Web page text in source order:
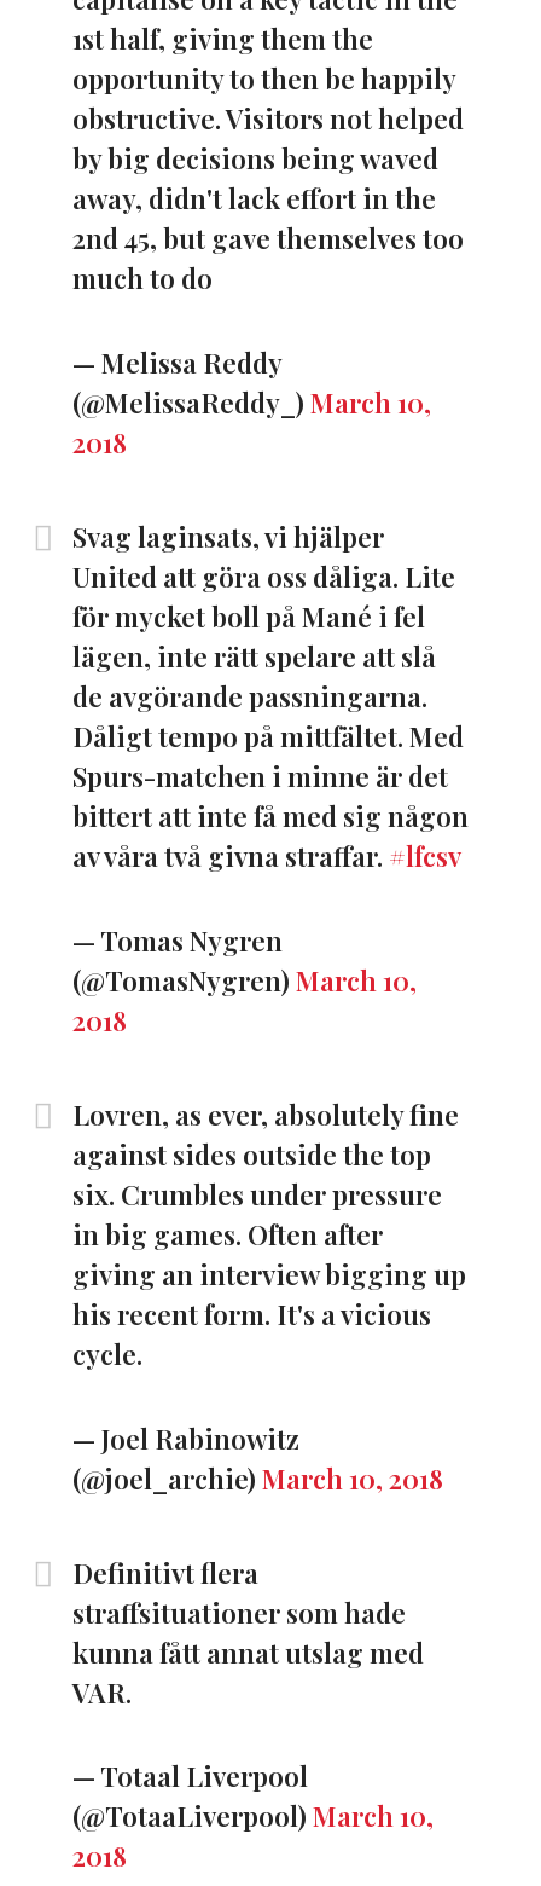
1st half, giving them the
opportunity to then be happily
obstructive. Visitors not helped
by big decisions being waved
away, didn't lack effort in the
2nd 45, but gave themselves too
much to do
— Melissa Reddy
(@MelissaReddy_) March 10,
2018
Svag laginsats, vi hjälper
United att göra oss dåliga. Lite
för mycket boll på Mané i fel
lägen, inte rätt spelare att slå
de avgörande passningarna.
Dåligt tempo på mittfältet. Med
Spurs-matchen i minne är det
bittert att inte få med sig någon
av våra två givna straffar. #lfcsv
— Tomas Nygren
(@TomasNygren) March 10,
2018
Lovren, as ever, absolutely fine
against sides outside the top
six. Crumbles under pressure
in big games. Often after
giving an interview bigging up
his recent form. It's a vicious
cycle.
— Joel Rabinowitz
(@joel_archie) March 10, 2018
Definitivt flera
straffsituationer som hade
kunna fått annat utslag med
VAR.
— Totaal Liverpool
(@TotaaLiverpool) March 10,
2018